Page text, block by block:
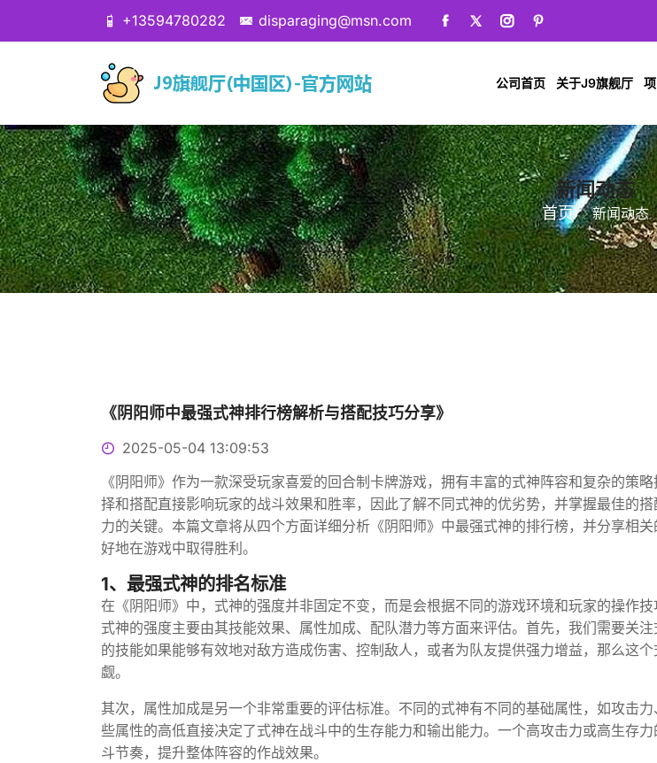
+13594780282 disparaging@msn.com
公司首页 关于J9旗舰厅
新闻动态
首页 新闻动态
《阴阳师中最强式神排行榜解析与搭配技巧分享》
2025-05-04 13:09:53
《阴阳师》作为一款深受玩家喜爱的回合制卡牌游戏，拥有丰富的式神阵容和复杂的策
择和搭配直接影响玩家的战斗效果和胜率，因此了解不同式神的优劣势，并掌握最佳的
力的关键。本篇文章将从四个方面详细分析《阴阳师》中最强式神的排行榜，并分享相
好地在游戏中取得胜利。
1、最强式神的排名标准
在《阴阳师》中，式神的强度并非固定不变，而是会根据不同的游戏环境和玩家的操作技
式神的强度主要由其技能效果、属性加成、配队潜力等方面来评估。首先，我们需要关
的技能如果能够有效地对敌方造成伤害、控制敌人，或者为队友提供强力增益，那么这
觑。
其次，属性加成是另一个非常重要的评估标准。不同的式神有不同的基础属性，如攻击
些属性的高低直接决定了式神在战斗中的生存能力和输出能力。一个高攻击力或高生存
斗节奏，提升整体阵容的作战效果。